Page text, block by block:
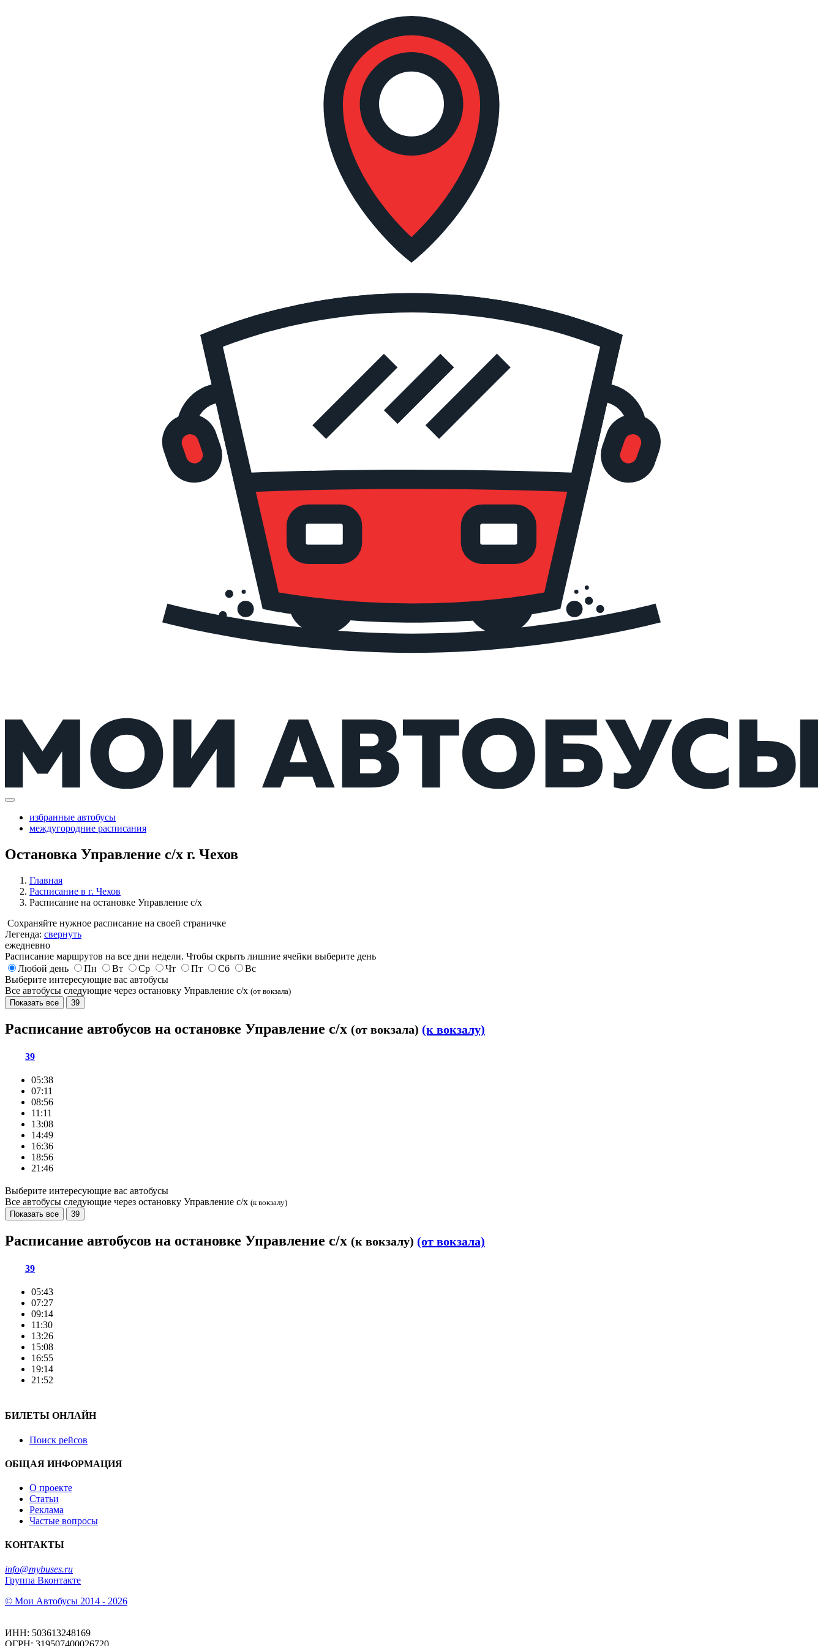
избранные автобусы
междугородние расписания
Остановка Управление с/х г. Чехов
Главная
Расписание в г. Чехов
Расписание на остановке Управление с/х
Сохраняйте нужное расписание на своей страничке
Легенда: свернуть
ежедневно
Расписание маршрутов на все дни недели. Чтобы скрыть лишние ячейки выберите день
Любой день
Пн Вт Ср Чт Пт Сб
Вс
Выберите интересующие вас автобусы
Все автобусы следующие через остановку Управление с/х (от вокзала)
Показать все
39
Расписание автобусов на остановке Управление с/х (от вокзала) (к вокзалу)
39
05:38
07:11
08:56
11:11
13:08
14:49
16:36
18:56
21:46
Выберите интересующие вас автобусы
Все автобусы следующие через остановку Управление с/х (к вокзалу)
Показать все
39
Расписание автобусов на остановке Управление с/х (к вокзалу) (от вокзала)
39
05:43
07:27
09:14
11:30
13:26
15:08
16:55
19:14
21:52
БИЛЕТЫ ОНЛАЙН
Поиск рейсов
ОБЩАЯ ИНФОРМАЦИЯ
О проекте
Статьи
Реклама
Частые вопросы
КОНТАКТЫ
info@mybuses.ru
Группа Вконтакте
© Мои Автобусы 2014 - 2026
ИНН: 503613248169
ОГРН: 319507400026720